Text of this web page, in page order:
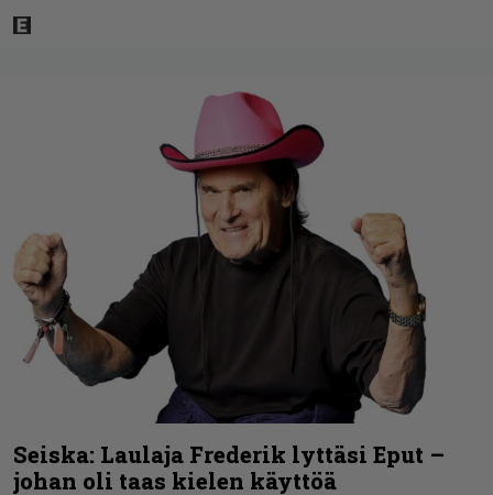
Seiska: Laulaja Frederik lyttäsi Eput –
johan oli taas kielen käyttöä